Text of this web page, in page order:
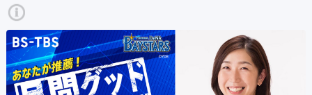
音楽
アニメ ファンクラブ
検索